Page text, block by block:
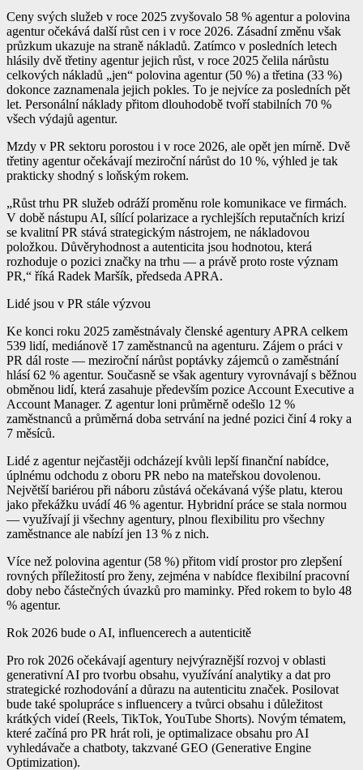
Ceny svých služeb v roce 2025 zvyšovalo 58 % agentur a polovina
agentur očekává další růst cen i v roce 2026. Zásadní změnu však
průzkum ukazuje na straně nákladů. Zatímco v posledních letech
hlásily dvě třetiny agentur jejich růst, v roce 2025 čelila nárůstu
celkových nákladů „jen“ polovina agentur (50 %) a třetina (33 %)
dokonce zaznamenala jejich pokles. To je nejvíce za posledních pět
let. Personální náklady přitom dlouhodobě tvoří stabilních 70 %
všech výdajů agentur.
Mzdy v PR sektoru porostou i v roce 2026, ale opět jen mírně. Dvě
třetiny agentur očekávají meziroční nárůst do 10 %, výhled je tak
prakticky shodný s loňským rokem.
„Růst trhu PR služeb odráží proměnu role komunikace ve firmách.
V době nástupu AI, sílící polarizace a rychlejších reputačních krizí
se kvalitní PR stává strategickým nástrojem, ne nákladovou
položkou. Důvěryhodnost a autenticita jsou hodnotou, která
rozhoduje o pozici značky na trhu — a právě proto roste význam
PR,“ říká Radek Maršík, předseda APRA.
Lidé jsou v PR stále výzvou
Ke konci roku 2025 zaměstnávaly členské agentury APRA celkem
539 lidí, mediánově 17 zaměstnanců na agenturu. Zájem o práci v
PR dál roste — meziroční nárůst poptávky zájemců o zaměstnání
hlásí 62 % agentur. Současně se však agentury vyrovnávají s běžnou
obměnou lidí, která zasahuje především pozice Account Executive a
Account Manager. Z agentur loni průměrně odešlo 12 %
zaměstnanců a průměrná doba setrvání na jedné pozici činí 4 roky a
7 měsíců.
Lidé z agentur nejčastěji odcházejí kvůli lepší finanční nabídce,
úplnému odchodu z oboru PR nebo na mateřskou dovolenou.
Největší bariérou při náboru zůstává očekávaná výše platu, kterou
jako překážku uvádí 46 % agentur. Hybridní práce se stala normou
— využívají ji všechny agentury, plnou flexibilitu pro všechny
zaměstnance ale nabízí jen 13 % z nich.
Více než polovina agentur (58 %) přitom vidí prostor pro zlepšení
rovných příležitostí pro ženy, zejména v nabídce flexibilní pracovní
doby nebo částečných úvazků pro maminky. Před rokem to bylo 48
% agentur.
Rok 2026 bude o AI, influencerech a autenticitě
Pro rok 2026 očekávají agentury nejvýraznější rozvoj v oblasti
generativní AI pro tvorbu obsahu, využívání analytiky a dat pro
strategické rozhodování a důrazu na autenticitu značek. Posilovat
bude také spolupráce s influencery a tvůrci obsahu i důležitost
krátkých videí (Reels, TikTok, YouTube Shorts). Novým tématem,
které začíná pro PR hrát roli, je optimalizace obsahu pro AI
vyhledávače a chatboty, takzvané GEO (Generative Engine
Optimization).